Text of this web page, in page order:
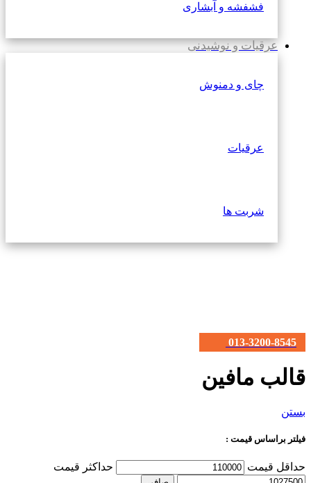
فشفشه و آبشاری
عرقیات و نوشیدنی
چای و دمنوش
عرقیات
شربت ها
013-3200-8545
قالب مافین
بستن
فیلتر براساس قیمت :
حداقل قیمت حداكثر قيمت